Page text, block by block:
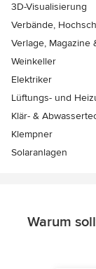
3D-Visualisierung
Verbände,
Verlage, Magazine
Weinkeller
Elektriker
Lüftungs- und
Klär- &
Klempner
Solaranlagen
Warum